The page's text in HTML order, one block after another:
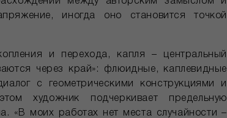
иногда оно становится точкой
и перехода, капля – центральный
через край»: флюидные, каплевидные
с геометрическими конструкциями и
художник подчеркивает предельную
«В моих работах нет места случайности –